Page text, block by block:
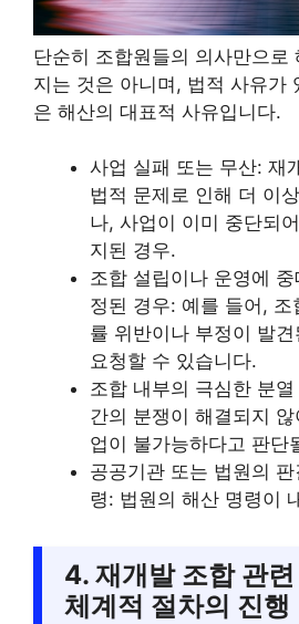
단순히 조합원들의 의사만으로
지는 것은 아니며, 법적 사유가
은 해산의 대표적 사유입니다.
사업 실패 또는 무산: 재
법적 문제로 인해 더 이
나, 사업이 이미 중단되
지된 경우.
조합 설립이나 운영에
정된 경우: 예를 들어, 조
률 위반이나 부정이 발
요청할 수 있습니다.
조합 내부의 극심한 분
간의 분쟁이 해결되지
업이 불가능하다고 판단
공공기관 또는 법원의
령: 법원의 해산 명령이
4. 재개발 조합 관
체계적 절차의 진행